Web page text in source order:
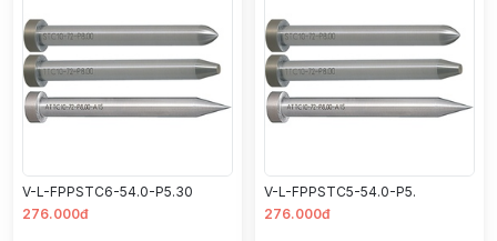
V-L-FPPSTC6-54.0-P5.30
276.000đ
V-L-FPPSTC5-54.0-P5.
276.000đ